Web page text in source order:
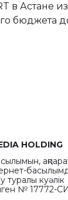
в Астане из
бюджета
HOLDING
туралы куәлік
№ 17772-